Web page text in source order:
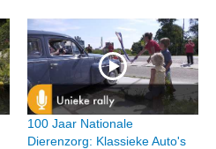
100 Jaar Nationale
Dierenzorg: Klassieke Auto's